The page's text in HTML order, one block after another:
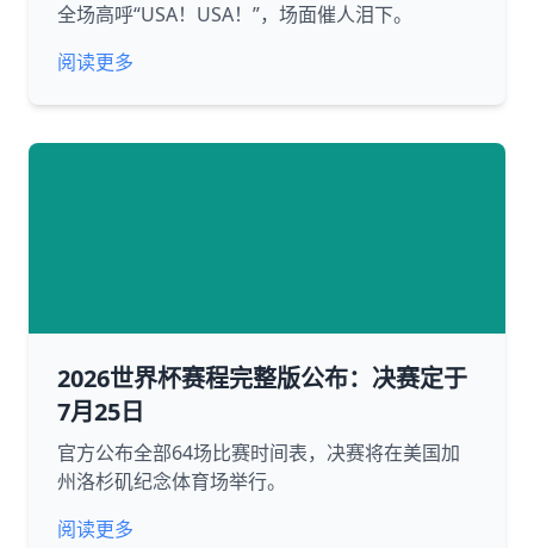
全场高呼“USA！USA！”，场面催人泪下。
阅读更多
2026世界杯赛程完整版公布：决赛定于
7月25日
官方公布全部64场比赛时间表，决赛将在美国加
州洛杉矶纪念体育场举行。
阅读更多